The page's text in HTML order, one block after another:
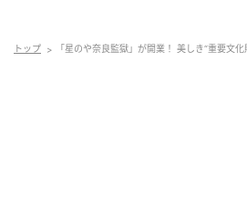
トップ 「星のや奈良監獄」が開業！ 美しき“重要文